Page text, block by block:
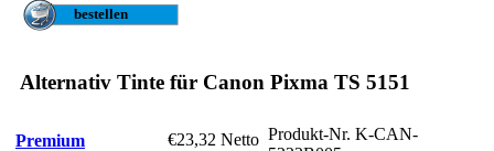
Alternativ Tinte für Canon Pixma TS 5151
Premium
€23,32 Netto Produkt-Nr. K-CAN-